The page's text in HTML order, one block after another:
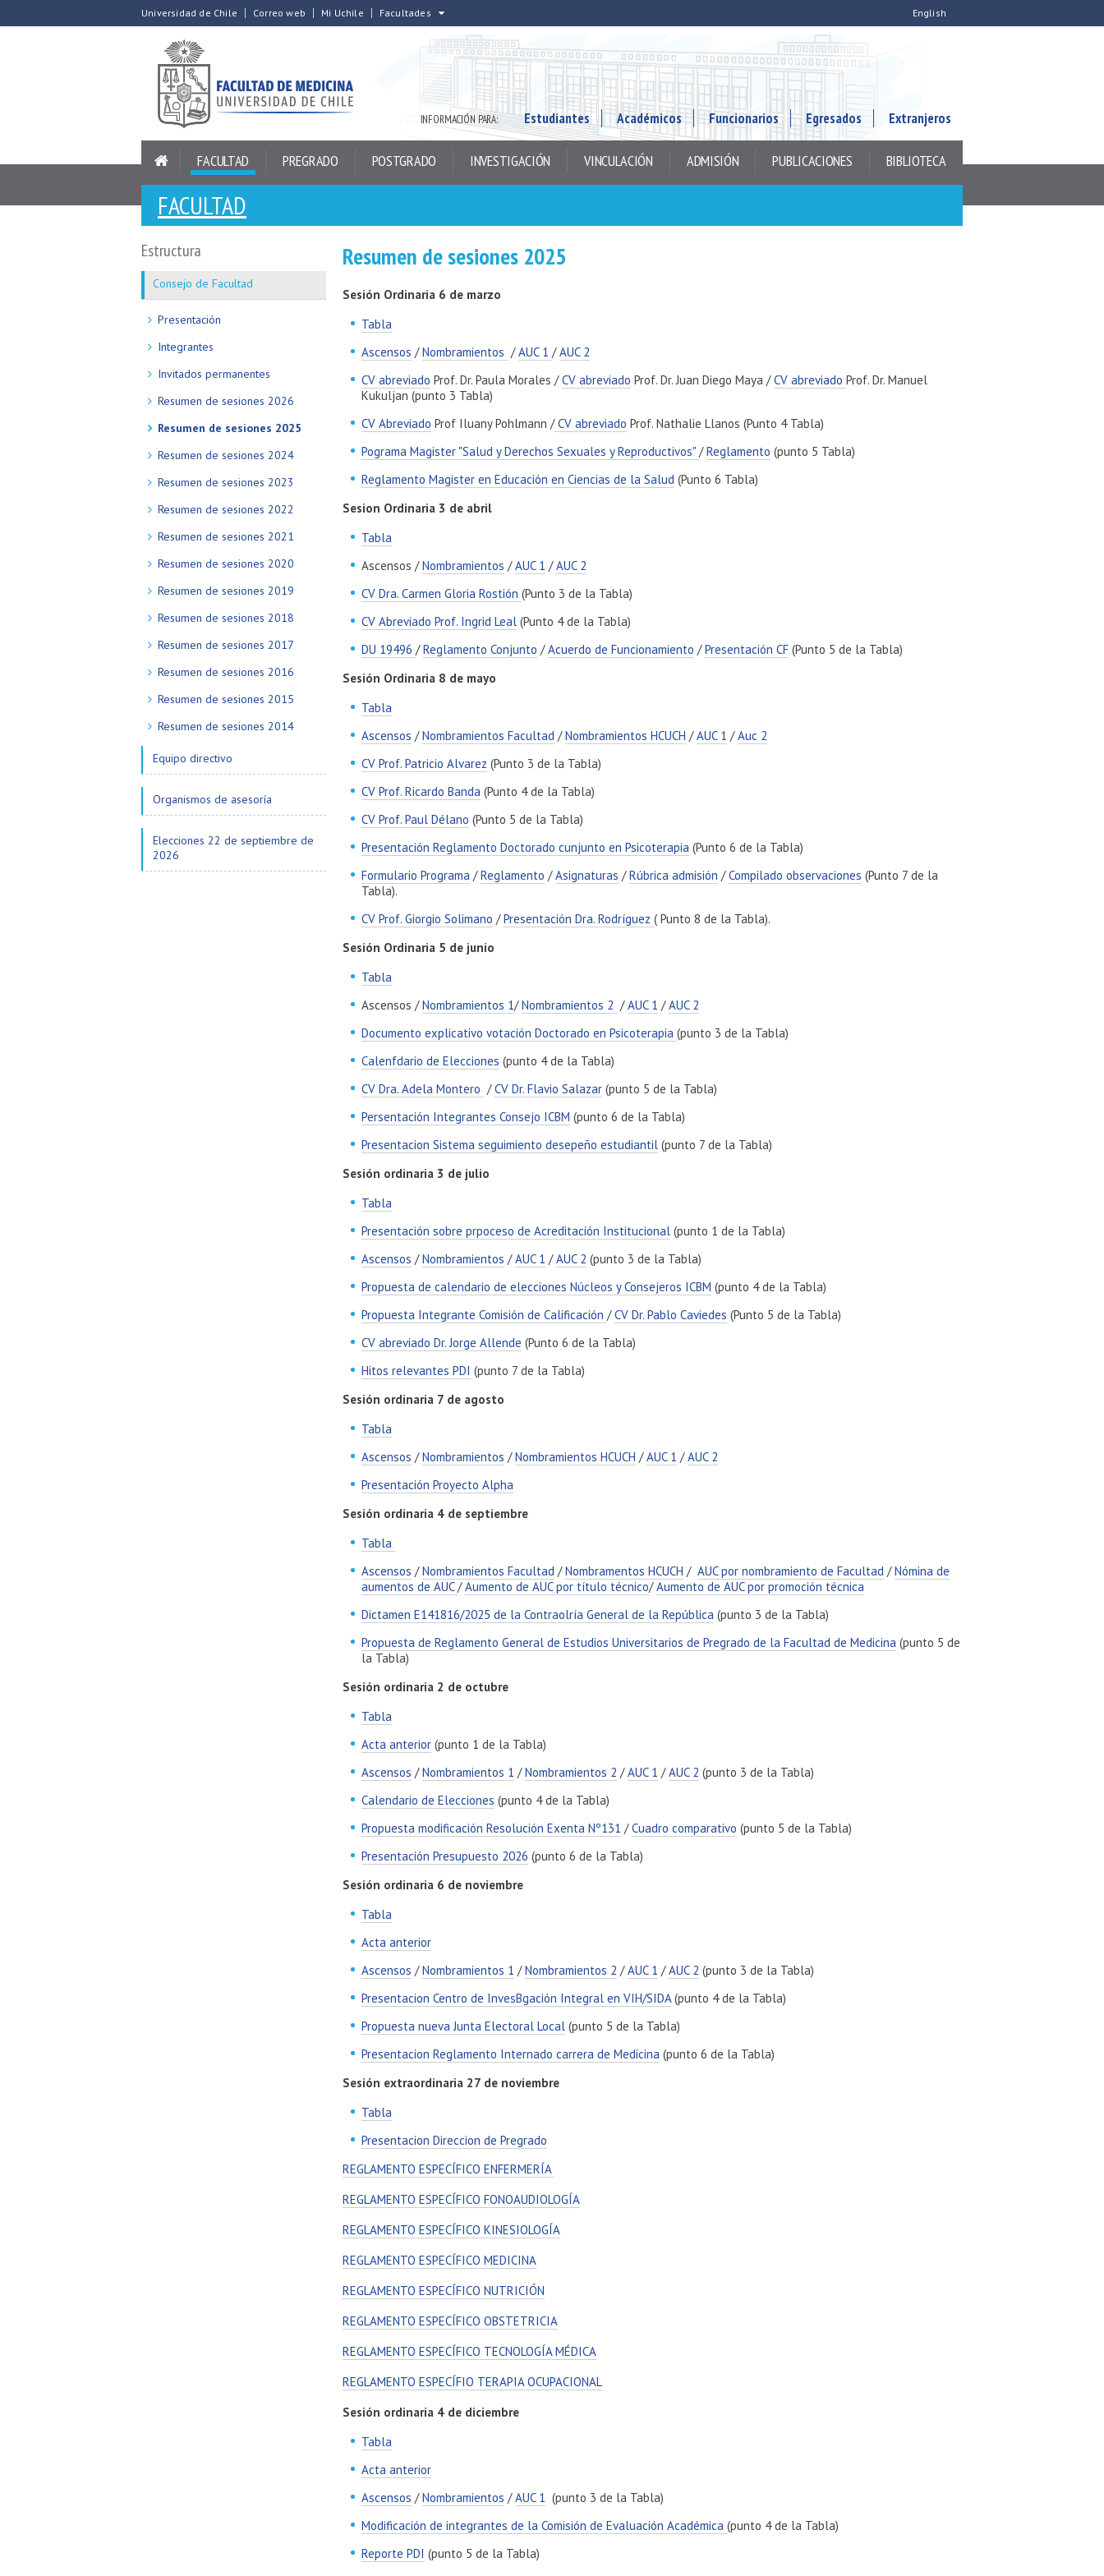
Universidad de Chile Correo web Mi Uchile Facultades English
INFORMACIÓN PARA: Estudiantes Académicos Funcionarios Egresados Extranjeros
FACULTAD PREGRADO POSTGRADO INVESTIGACIÓN VINCULACIÓN ADMISIÓN PUBLICACIONES BIBLIOTECA
FACULTAD
Estructura
Consejo de Facultad
Presentación
Integrantes
Invitados permanentes
Resumen de sesiones 2026
Resumen de sesiones 2025
Resumen de sesiones 2024
Resumen de sesiones 2023
Resumen de sesiones 2022
Resumen de sesiones 2021
Resumen de sesiones 2020
Resumen de sesiones 2019
Resumen de sesiones 2018
Resumen de sesiones 2017
Resumen de sesiones 2016
Resumen de sesiones 2015
Resumen de sesiones 2014
Equipo directivo
Organismos de asesoría
Elecciones 22 de septiembre de
2026
Resumen de sesiones 2025
Sesión Ordinaria 6 de marzo
Tabla
Ascensos /Nombramientos /AUC 1 /AUC 2
CV abreviado Prof. Dr. Paula Morales /CV abreviado Prof. Dr. Juan Diego Maya /CV abreviado Prof. Dr. Manuel
Kukuljan (punto 3 Tabla)
CV Abreviado Prof Iluany Pohlmann / CV abreviado Prof. Nathalie Llanos (Punto 4 Tabla)
Pograma Magister "Salud y Derechos Sexuales y Reproductivos" /Reglamento (punto 5 Tabla)
Reglamento Magister en Educación en Ciencias de la Salud (Punto 6 Tabla)
Sesion Ordinaria 3 de abril
Tabla
Ascensos /Nombramientos /AUC 1 /AUC 2
CV Dra. Carmen Gloria Rostión (Punto 3 de la Tabla)
CV Abreviado Prof. Ingrid Leal (Punto 4 de la Tabla)
DU 19496 /Reglamento Conjunto /Acuerdo de Funcionamiento /Presentación CF (Punto 5 de la Tabla)
Sesión Ordinaria 8 de mayo
Tabla
Ascensos /Nombramientos Facultad /Nombramientos HCUCH /AUC 1 /Auc 2
CV Prof. Patricio Alvarez (Punto 3 de la Tabla)
CV Prof. Ricardo Banda (Punto 4 de la Tabla)
CV Prof. Paul Délano (Punto 5 de la Tabla)
Presentación Reglamento Doctorado cunjunto en Psicoterapia (Punto 6 de la Tabla)
Formulario Programa /Reglamento /Asignaturas /Rúbrica admisión /Compilado observaciones (Punto 7 de la
Tabla).
CV Prof. Giorgio Solimano /Presentación Dra. Rodríguez ( Punto 8 de la Tabla).
Sesión Ordinaria 5 de junio
Tabla
Ascensos /Nombramientos 1/Nombramientos 2 /AUC 1 /AUC 2
Documento explicativo votación Doctorado en Psicoterapia (punto 3 de la Tabla)
Calenfdario de Elecciones (punto 4 de la Tabla)
CV Dra. Adela Montero /CV Dr. Flavio Salazar (punto 5 de la Tabla)
Persentación Integrantes Consejo ICBM (punto 6 de la Tabla)
Presentacion Sistema seguimiento desepeño estudiantil (punto 7 de la Tabla)
Sesión ordinaria 3 de julio
Tabla
Presentación sobre prpoceso de Acreditación Institucional (punto 1 de la Tabla)
Ascensos /Nombramientos /AUC 1 /AUC 2 (punto 3 de la Tabla)
Propuesta de calendario de elecciones Núcleos y Consejeros ICBM (punto 4 de la Tabla)
Propuesta Integrante Comisión de Calificación /CV Dr. Pablo Caviedes (Punto 5 de la Tabla)
CV abreviado Dr. Jorge Allende (Punto 6 de la Tabla)
Hitos relevantes PDI (punto 7 de la Tabla)
Sesión ordinaria 7 de agosto
Tabla
Ascensos /Nombramientos /Nombramientos HCUCH /AUC 1 /AUC 2
Presentación Proyecto Alpha
Sesión ordinaria 4 de septiembre
Tabla
Ascensos /Nombramientos Facultad /Nombramentos HCUCH / AUC por nombramiento de Facultad /Nómina de
aumentos de AUC/Aumento de AUC por título técnico/Aumento de AUC por promoción técnica
Dictamen E141816/2025 de la Contraolría General de la República (punto 3 de la Tabla)
Propuesta de Reglamento General de Estudios Universitarios de Pregrado de la Facultad de Medicina (punto 5 de
la Tabla)
Sesión ordinaria 2 de octubre
Tabla
Acta anterior (punto 1 de la Tabla)
Ascensos /Nombramientos 1 /Nombramientos 2 /AUC 1 /AUC 2 (punto 3 de la Tabla)
Calendario de Elecciones (punto 4 de la Tabla)
Propuesta modificación Resolución Exenta Nº131 /Cuadro comparativo (punto 5 de la Tabla)
Presentación Presupuesto 2026 (punto 6 de la Tabla)
Sesión ordinaria 6 de noviembre
Tabla
Acta anterior
Ascensos /Nombramientos 1 /Nombramientos 2 /AUC 1 /AUC 2 (punto 3 de la Tabla)
Presentacion Centro de InvesBgación Integral en VIH/SIDA(punto 4 de la Tabla)
Propuesta nueva Junta Electoral Local (punto 5 de la Tabla)
Presentacion Reglamento Internado carrera de Medicina (punto 6 de la Tabla)
Sesión extraordinaria 27 de noviembre
Tabla
Presentacion Direccion de Pregrado
REGLAMENTO ESPECÍFICO ENFERMERÍA
REGLAMENTO ESPECÍFICO FONOAUDIOLOGÍA
REGLAMENTO ESPECÍFICO KINESIOLOGÍA
REGLAMENTO ESPECÍFICO MEDICINA
REGLAMENTO ESPECÍFICO NUTRICIÓN
REGLAMENTO ESPECÍFICO OBSTETRICIA
REGLAMENTO ESPECÍFICO TECNOLOGÍA MÉDICA
REGLAMENTO ESPECÍFIO TERAPIA OCUPACIONAL
Sesión ordinaria 4 de diciembre
Tabla
Acta anterior
Ascensos /Nombramientos /AUC 1 (punto 3 de la Tabla)
Modificación de integrantes de la Comisión de Evaluación Académica (punto 4 de la Tabla)
Reporte PDI (punto 5 de la Tabla)